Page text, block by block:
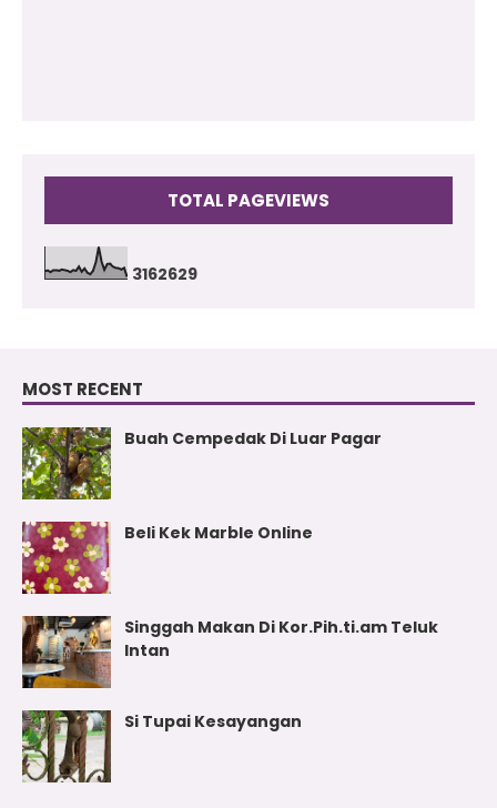
TOTAL PAGEVIEWS
3162629
MOST RECENT
Buah Cempedak Di Luar Pagar
Beli Kek Marble Online
Singgah Makan Di Kor.Pih.ti.am Teluk
Intan
Si Tupai Kesayangan